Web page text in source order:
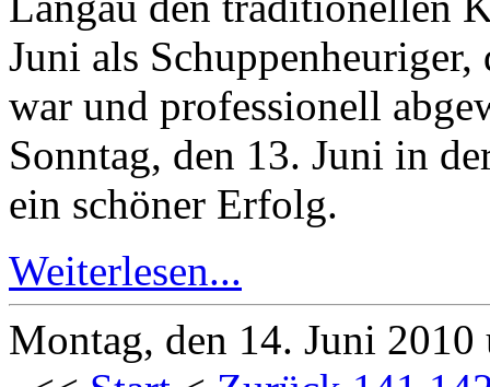
Juni als
war und professionell
Sonntag, den 13. Juni in
ein schöner Erfolg.
Weiterlesen...
Montag, den 14. Juni